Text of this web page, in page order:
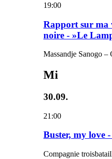
19:00
Rapport sur ma
noire - »Le
Massandje Sanogo –
Mi
30.09.
21:00
Buster, my love
Compagnie